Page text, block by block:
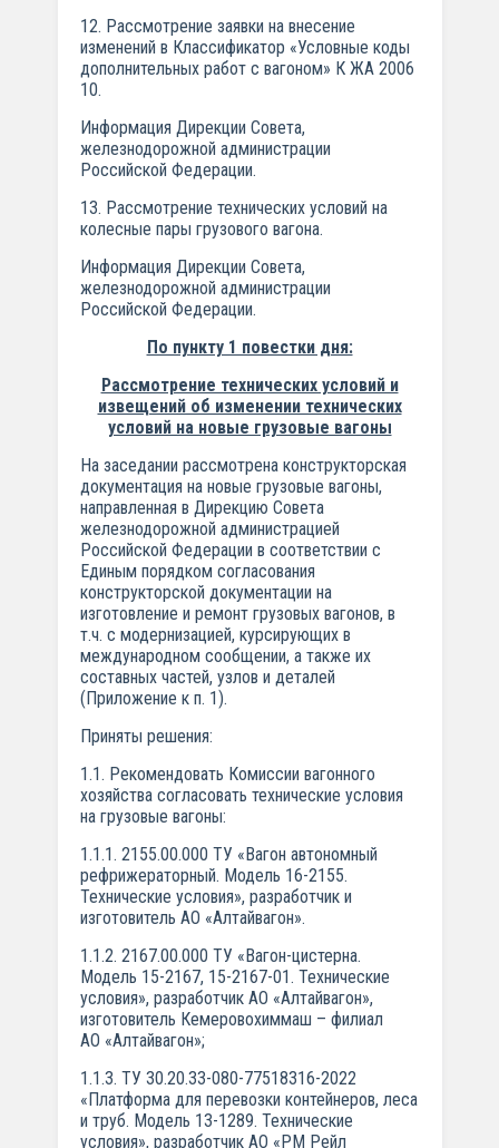
12. Рассмотрение заявки на внесение
изменений в Классификатор «Условные коды
дополнительных работ с вагоном» К ЖА 2006
10.
Информация Дирекции Совета,
железнодорожной администрации
Российской Федерации.
13. Рассмотрение технических условий на
колесные пары грузового вагона.
Информация Дирекции Совета,
железнодорожной администрации
Российской Федерации.
По пункту 1 повестки дня:
Рассмотрение технических условий и
извещений об изменении технических
условий на новые грузовые вагоны
На заседании рассмотрена конструкторская
документация на новые грузовые вагоны,
направленная в Дирекцию Совета
железнодорожной администрацией
Российской Федерации в соответствии с
Единым порядком согласования
конструкторской документации на
изготовление и ремонт грузовых вагонов, в
т.ч. с модернизацией, курсирующих в
международном сообщении, а также их
составных частей, узлов и деталей
(Приложение к п. 1).
Приняты решения:
1.1. Рекомендовать Комиссии вагонного
хозяйства согласовать технические условия
на грузовые вагоны:
1.1.1. 2155.00.000 ТУ «Вагон автономный
рефрижераторный. Модель 16-2155.
Технические условия», разработчик и
изготовитель АО «Алтайвагон».
1.1.2. 2167.00.000 ТУ «Вагон-цистерна.
Модель 15-2167, 15-2167-01. Технические
условия», разработчик АО «Алтайвагон»,
изготовитель Кемеровохиммаш – филиал
АО «Алтайвагон»;
1.1.3. ТУ 30.20.33-080-77518316-2022
«Платформа для перевозки контейнеров, леса
и труб. Модель 13-1289. Технические
условия», разработчик АО «РМ Рейл